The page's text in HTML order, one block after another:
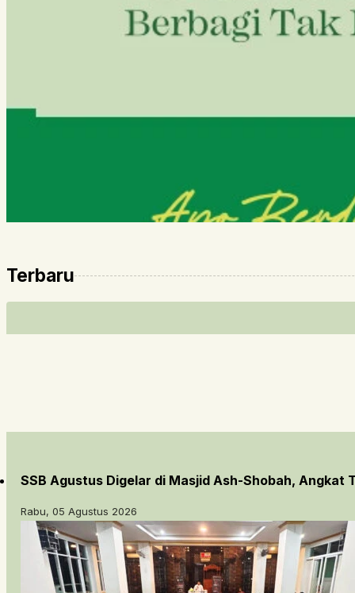
Terbaru
SSB Agustus Digelar di Masjid Ash-Shobah, Angkat
Rabu, 05 Agustus 2026